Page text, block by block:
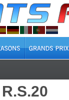
R.S.20